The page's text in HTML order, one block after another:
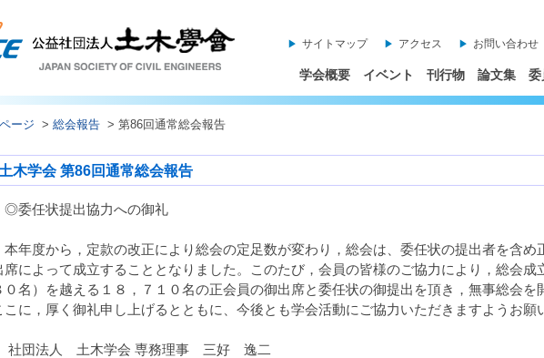
サイトマップ アクセス お問い合わせ
学会概要 イベント 刊行物 論文集 委
ージ > 総会報告 > 第86回通常総会報告
土木学会 第86回通常総会報告
委任状提出協力への御礼
年度から，定款の改正により総会の定足数が変わり，総会は、委任状の提出者を含め
席によって成立することとなりました。このたび，会員の皆様のご協力により，総会成
０名）を越える１８，７１０名の正会員の御出席と委任状の御提出を頂き，無事総会を
こに，厚く御礼申し上げるとともに、今後とも学会活動にご協力いただきますようお願
団法人 土木学会 専務理事 三好 逸二